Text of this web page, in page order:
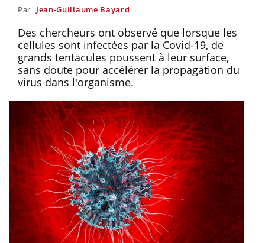
Par Jean-Guillaume Bayard
Des chercheurs ont observé que lorsque les
cellules sont infectées par la Covid-19, de
grands tentacules poussent à leur surface,
sans doute pour accélérer la propagation du
virus dans l'organisme.